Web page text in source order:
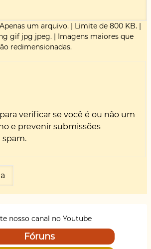
Apenas um arquivo. | Limite de 800 KB. |
gif jpg jpeg. | Imagens maiores que
redimensionadas.
verificar se você é ou não um
e prevenir submissões
nosso canal no Youtube
Fóruns